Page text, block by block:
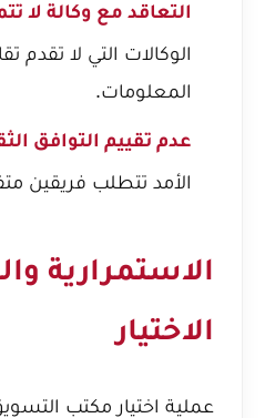
التعاقد مع وكالة لا
الوكالات التي لا تقدم
المعلومات.
عدم تقييم التوافق
الأمد تتطلب فريقين
الاستمرارية
الاختيار
عملية اختيار مكتب